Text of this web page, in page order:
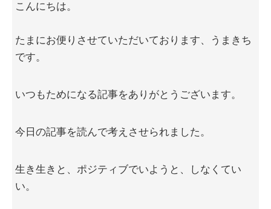
こんにちは。
たまにお便りさせていただいております、うまきち
です。
いつもためになる記事をありがとうございます。
今日の記事を読んで考えさせられました。
生き生きと、ポジティブでいようと、しなくてい
い。